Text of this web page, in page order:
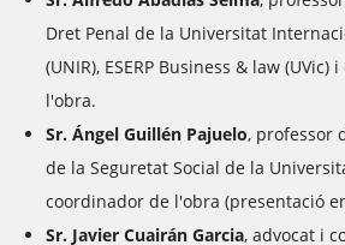
Dret Penal de la Universitat
(UNIR), ESERP Business & law
l'obra.
Sr. Ángel Guillén Pajuelo, professor
de la Seguretat Social de la
coordinador de l'obra (presentació
Sr. Javier Cuairán Garcia, advocat i